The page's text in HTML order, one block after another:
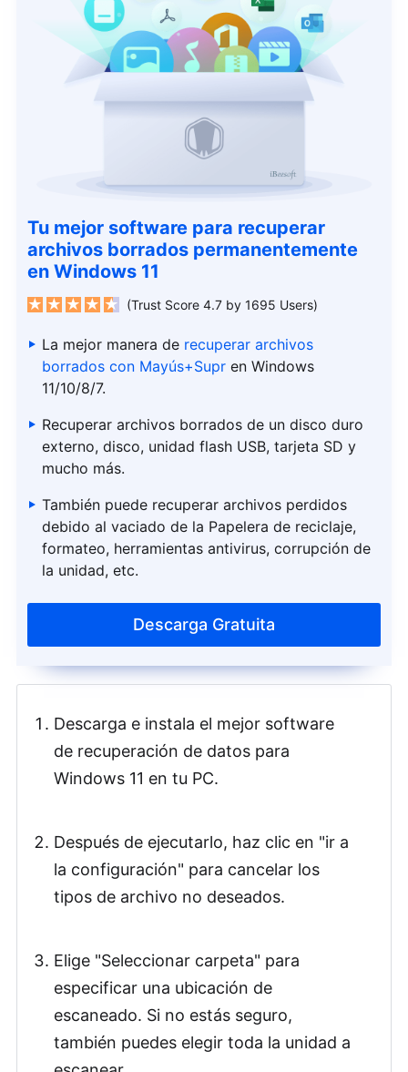
Tu mejor software para recuperar
archivos borrados permanentemente
en Windows 11
(Trust Score 4.7 by 1695 Users)
La mejor manera de recuperar archivos
borrados con Mayús+Supr en Windows
11/10/8/7.
Recuperar archivos borrados de un disco duro
externo, disco, unidad flash USB, tarjeta SD y
mucho más.
También puede recuperar archivos perdidos
debido al vaciado de la Papelera de reciclaje,
formateo, herramientas antivirus, corrupción de
la unidad, etc.
Descarga Gratuita
Descarga e instala el mejor software
de recuperación de datos para
Windows 11 en tu PC.
Después de ejecutarlo, haz clic en "ir a
la configuración" para cancelar los
tipos de archivo no deseados.
Elige "Seleccionar carpeta" para
especificar una ubicación de
escaneado. Si no estás seguro,
también puedes elegir toda la unidad a